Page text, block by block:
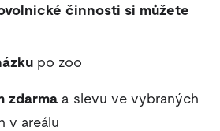
činnosti si můžete
po zoo
zdarma a slevu ve vybraných
v areálu